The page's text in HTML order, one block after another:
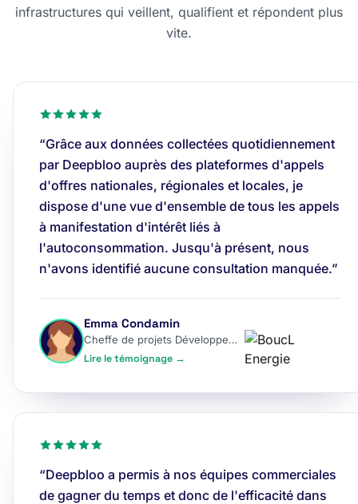
infrastructures qui veillent, qualifient et répondent plus
vite.
“Grâce aux données collectées quotidiennement
par Deepbloo auprès des plateformes d'appels
d'offres nationales, régionales et locales, je
dispose d'une vue d'ensemble de tous les appels
à manifestation d'intérêt liés à
l'autoconsommation. Jusqu'à présent, nous
n'avons identifié aucune consultation manquée.”
Emma Condamin
Cheffe de projets Développement
Lire le témoignage →
“Deepbloo a permis à nos équipes commerciales
de gagner du temps et donc de l'efficacité dans